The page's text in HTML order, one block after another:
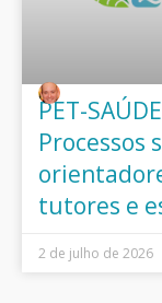
PET-
Processos
tutores e
2 de julho de 2026